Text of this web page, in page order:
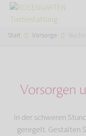
Start Vorsorge
Vorsorgen
In der schweren
geregelt. Gestalten